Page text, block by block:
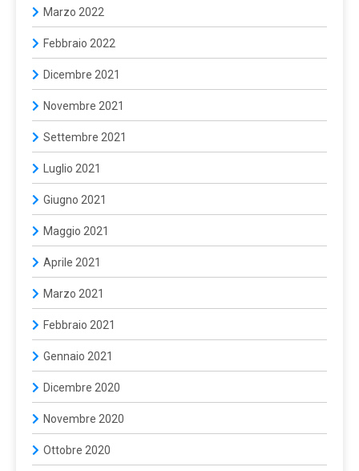
Marzo 2022
Febbraio 2022
Dicembre 2021
Novembre 2021
Settembre 2021
Luglio 2021
Giugno 2021
Maggio 2021
Aprile 2021
Marzo 2021
Febbraio 2021
Gennaio 2021
Dicembre 2020
Novembre 2020
Ottobre 2020